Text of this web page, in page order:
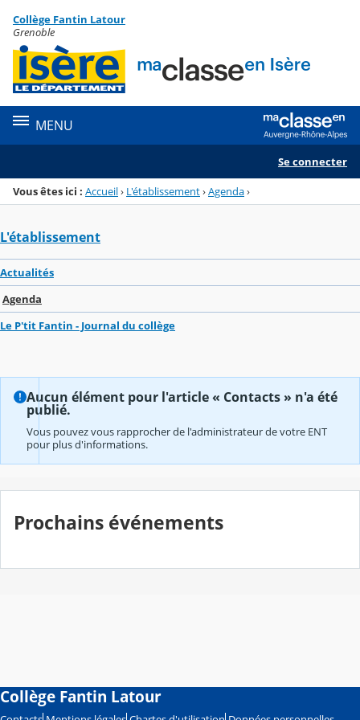
Menu de la rubrique
Contenu
Collège Fantin Latour
Grenoble
MENU
Se connecter
Vous êtes ici : Accueil› L'établissement›Agenda›
L'établissement
Actualités
Agenda
Le P'tit Fantin - Journal du collège
Aucun élément pour l'article « Contacts » n'a été
publié.
Vous pouvez vous rapprocher de l'administrateur de votre ENT
pour plus d'informations.
Prochains événements
Collège Fantin Latour